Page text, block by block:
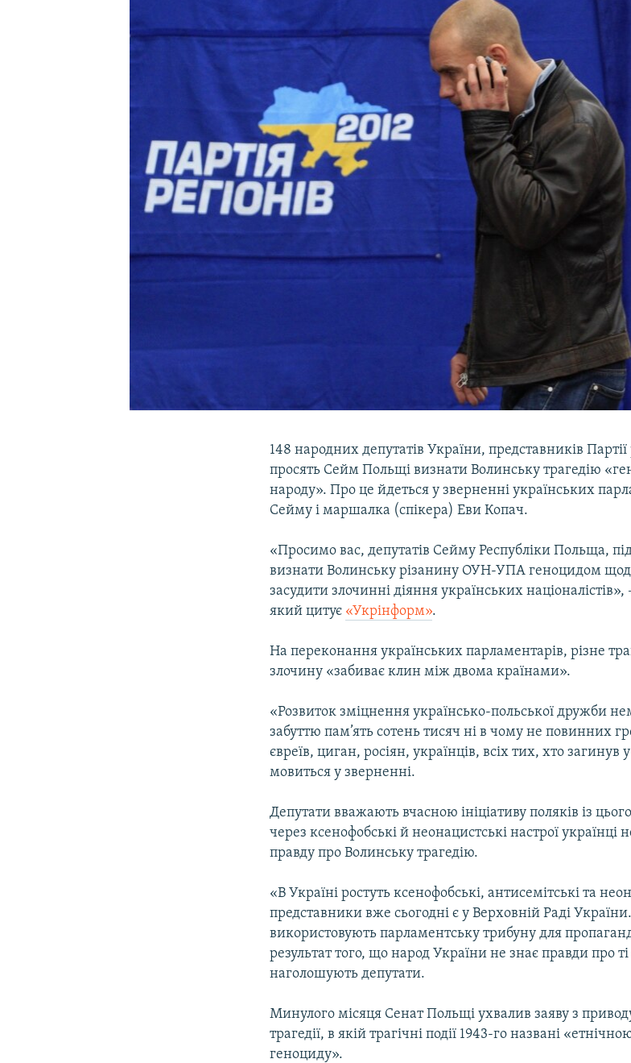
УКРАЇНСЬКА ПРОБЛЕМА КРИМУ
148 народних депутатів України, представників Партії
просять Сейм Польщі визнати Волинську трагедію
народу». Про це йдеться у зверненні українських
Сейму і маршалка (спікера) Еви Копач.
«Просимо вас, депутатів Сейму Республіки Польща,
визнати Волинську різанину ОУН-УПА геноцидом
засудити злочинні діяння українських
який цитує «Укрінформ».
На переконання українських парламентарів, різне
злочину «забиває клин між двома країнами».
«Розвиток зміцнення українсько-польської дружби
забуттю пам’ять сотень тисяч ні в чому не повинних
євреїв, циган, росіян, українців, всіх тих, хто загинув
мовиться у зверненні.
Депутати вважають вчасною ініціативу поляків із
через ксенофобські й неонацистські настрої українці
правду про Волинську трагедію.
«В Україні ростуть ксенофобські, антисемітські та
представники вже сьогодні є у Верховній Раді
використовують парламентську трибуну для
результат того, що народ України не знає правди про ті
наголошують депутати.
Минулого місяця Сенат Польщі ухвалив заяву з
трагедії, в якій трагічні події 1943-го названі
геноциду».